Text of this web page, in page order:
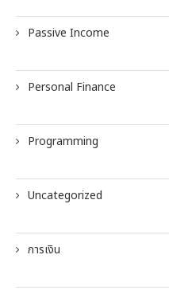
Passive Income
Personal Finance
Programming
Uncategorized
การเงิน